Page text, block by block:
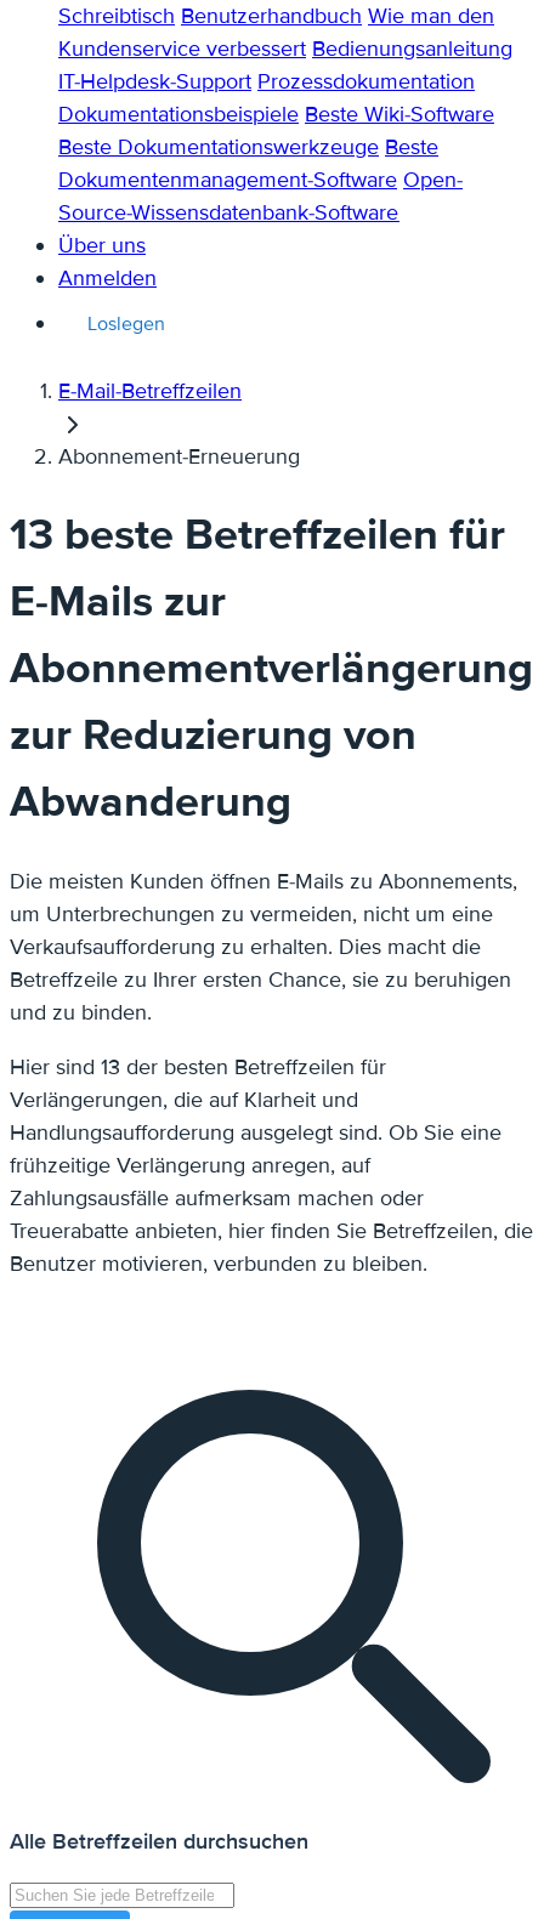
Schreibtisch Benutzerhandbuch Wie man den
Kundenservice verbessert Bedienungsanleitung
IT-Helpdesk-Support Prozessdokumentation
Dokumentationsbeispiele Beste Wiki-Software
Beste Dokumentationswerkzeuge Beste
Dokumentenmanagement-Software Open-
Source-Wissensdatenbank-Software
Über uns
Anmelden
Loslegen
E-Mail-Betreffzeilen
Abonnement-Erneuerung
13 beste Betreffzeilen für
E-Mails zur
Abonnementverlängerung
zur Reduzierung von
Abwanderung
Die meisten Kunden öffnen E-Mails zu Abonnements,
um Unterbrechungen zu vermeiden, nicht um eine
Verkaufsaufforderung zu erhalten. Dies macht die
Betreffzeile zu Ihrer ersten Chance, sie zu beruhigen
und zu binden.
Hier sind 13 der besten Betreffzeilen für
Verlängerungen, die auf Klarheit und
Handlungsaufforderung ausgelegt sind. Ob Sie eine
frühzeitige Verlängerung anregen, auf
Zahlungsausfälle aufmerksam machen oder
Treuerabatte anbieten, hier finden Sie Betreffzeilen, die
Benutzer motivieren, verbunden zu bleiben.
Alle Betreffzeilen durchsuchen